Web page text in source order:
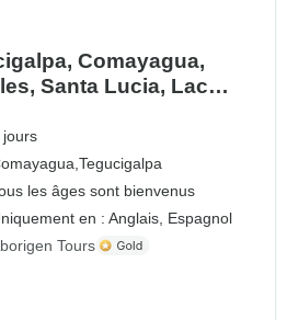
Comayagua,
Santa Lucia, Lac
jours
Tegucigalpa
les âges sont bienvenus
en : Anglais, Espagnol
Tours